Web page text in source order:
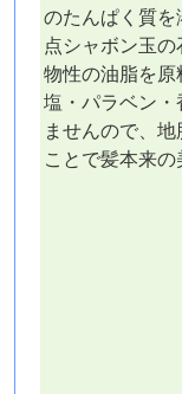
のたんぱく質
点シャボン玉
物性の油脂を原
塩・パラベン・
ませんので、
ことで髪本来の